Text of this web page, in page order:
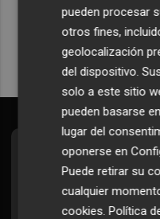
Todos los días a
pueden procesar
otros fines,
geolocalización
del dispositivo.
solo a este sitio
pueden basarse
lugar del
oponerse en
Puede retirar su
cualquier
cookies .Política